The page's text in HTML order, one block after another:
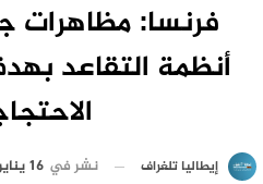
فرنسا: مظاهرات
أنظمة التقاعد
إيطاليا تلغراف نشر في 16 يناير 2020 الساعة 21 و 35 دقيقة